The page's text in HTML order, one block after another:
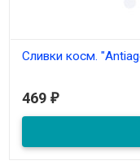
Сливки косм.
469 ₽